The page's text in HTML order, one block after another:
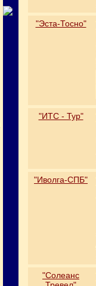
"Эста-Тосно"
"ИТС - Тур"
"Иволга-СПБ"
"Солеанс